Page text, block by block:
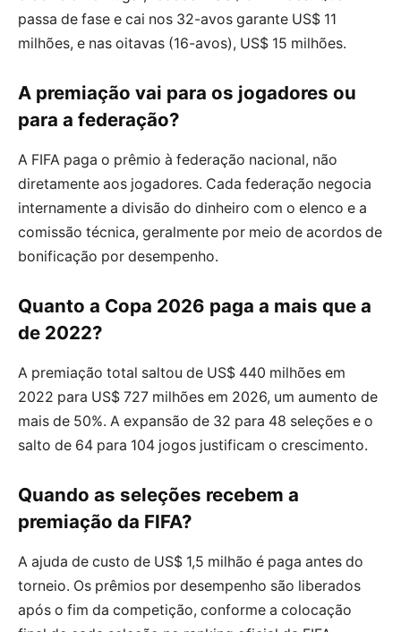
passa de fase e cai nos 32-avos garante US$ 11
milhões, e nas oitavas (16-avos), US$ 15 milhões.
A premiação vai para os jogadores ou
para a federação?
A FIFA paga o prêmio à federação nacional, não
diretamente aos jogadores. Cada federação negocia
internamente a divisão do dinheiro com o elenco e a
comissão técnica, geralmente por meio de acordos de
bonificação por desempenho.
Quanto a Copa 2026 paga a mais que a
de 2022?
A premiação total saltou de US$ 440 milhões em
2022 para US$ 727 milhões em 2026, um aumento de
mais de 50%. A expansão de 32 para 48 seleções e o
salto de 64 para 104 jogos justificam o crescimento.
Quando as seleções recebem a
premiação da FIFA?
A ajuda de custo de US$ 1,5 milhão é paga antes do
torneio. Os prêmios por desempenho são liberados
após o fim da competição, conforme a colocação